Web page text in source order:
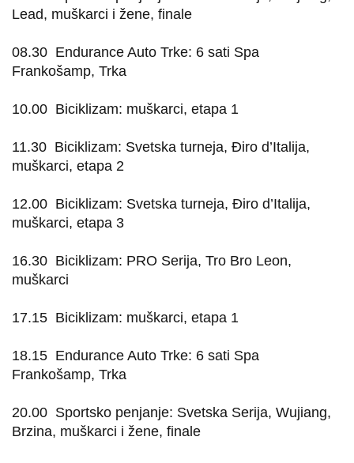
Lead, muškarci i žene, finale
08.30 Endurance Auto Trke: 6 sati Spa
Frankošamp, Trka
10.00 Biciklizam: muškarci, etapa 1
11.30 Biciklizam: Svetska turneja, Điro d’Italija,
muškarci, etapa 2
12.00 Biciklizam: Svetska turneja, Điro d’Italija,
muškarci, etapa 3
16.30 Biciklizam: PRO Serija, Tro Bro Leon,
muškarci
17.15 Biciklizam: muškarci, etapa 1
18.15 Endurance Auto Trke: 6 sati Spa
Frankošamp, Trka
20.00 Sportsko penjanje: Svetska Serija, Wujiang,
Brzina, muškarci i žene, finale